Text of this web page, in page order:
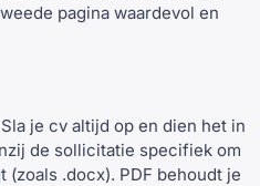
pagina waardevol en
Sla je cv altijd op en dien het in
de sollicitatie specifiek om
(zoals .docx). PDF behoudt je